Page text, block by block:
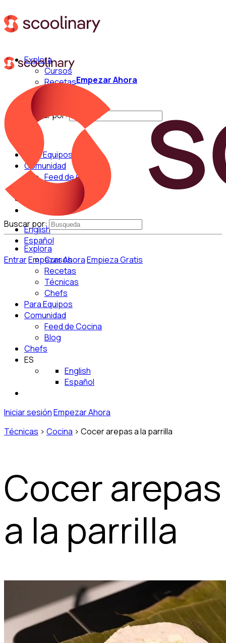
Explora
Cursos
Recetas
Buscar por:
Para Equipos
Comunidad
Feed de Cocina
English
Español
EntrarEmpezar AhoraEmpieza Gratis
Empezar Ahora
Buscar por:
Explora
Cursos
Recetas
Técnicas
Chefs
Para Equipos
Comunidad
Feed de Cocina
Blog
Chefs
ES
English
Español
Iniciar sesiónEmpezar Ahora
Técnicas > Cocina > Cocer arepas a la parrilla
Cocer arepas
a la parrilla